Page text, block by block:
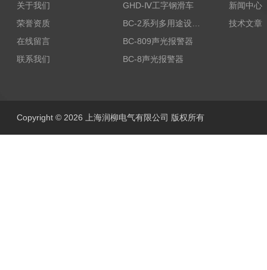
关于我们
荣誉资质
在线留言
联系我们
GHD-Ⅳ工字钢滑车
BC-809声光报警器
BC-8声光报警器
新闻中心
技术文章
Copyright © 2026 上海润柳电气有限公司 版权所有